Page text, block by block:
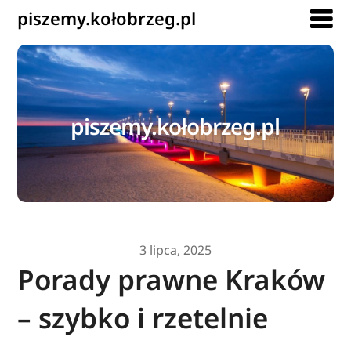
piszemy.kołobrzeg.pl
piszemy.kołobrzeg.pl
3 lipca, 2025
Porady prawne Kraków
– szybko i rzetelnie